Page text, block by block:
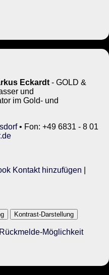
Eckardt - GOLD &
und
im Gold- und
• Fon: +49 6831 - 8 01
Kontakt hinzufügen
Kontrast-Darstellung
Möglichkeit